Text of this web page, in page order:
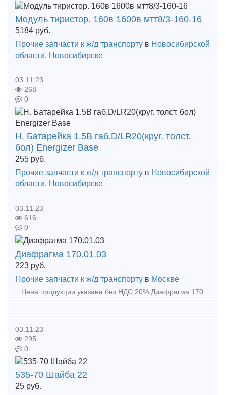
Модуль тиристор. 160в 1600в мтт8/3-160-16
5184 руб.
Прочие запчасти к ж/д транспорту в Новосибирской
области, Новосибирске
03.11.23
268
0
Н. Батарейка 1.5В габ.D/LR20(круг. толст.
бол) Energizer Base
255 руб.
Прочие запчасти к ж/д транспорту в Новосибирской
области, Новосибирске
03.11.23
616
0
Диафрагма 170.01.03
223 руб.
Прочие запчасти к ж/д транспорту в Москве
03.11.23
295
0
535-70 Шайба 22
25 руб.